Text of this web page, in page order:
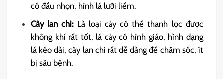
có đầu nhọn, hình lá lưỡi liềm.
Cây lan chi:Là loại cây có thể thanh lọc được
không khí rất tốt, lá cây có hình giáo, hình dạng
lá kéo dài, cây lan chi rất dễ dàng để chăm sóc, ít
bị sâu bệnh.